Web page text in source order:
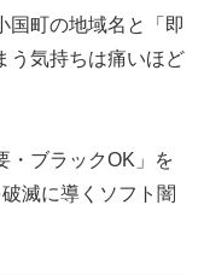
国町の地域名と「即
う気持ちは痛いほど
・ブラックOK」を
滅に導くソフト闇